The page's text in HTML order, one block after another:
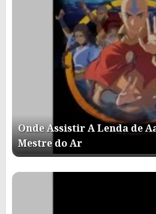
Onde Assistir A Lenda de
Mestre do Ar